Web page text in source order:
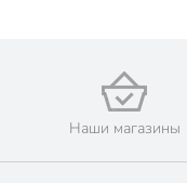
Наши магазины